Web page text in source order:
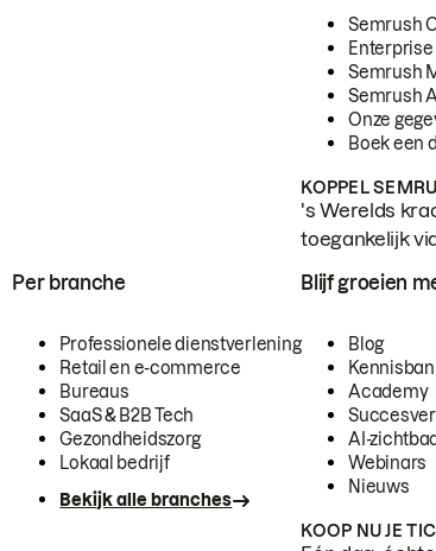
Semrush
Enterprise
Semrush
Semrush
Onze
Boek een
KOPPEL
's Werelds
toegankelijk
Per branche
Professionele dienstverlening
Retail en e-commerce
Bureaus
SaaS & B2B Tech
Gezondheidszorg
Lokaal bedrijf
Bekijk alle branches
Blijf groeien
Blog
Academy
AI-
Webinars
Nieuws
KOOP NU JE